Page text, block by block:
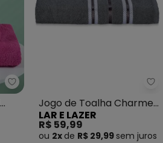
Lar e Lazer - Jogo de Toalhas
Jogo de Toalha Charme
(Petróleo) 2 Peças
LAR E LAZER
R$ 59,99
ou 2x de R$ 29,99 sem juros